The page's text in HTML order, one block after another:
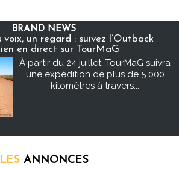
BRAND NEWS
voix, un regard : suivez l’Outback
en direct sur TourMaG
À partir du 24 juillet, TourMaG suivra
une expédition de plus de 5 000
kilomètres à travers...
LES ANNONCES